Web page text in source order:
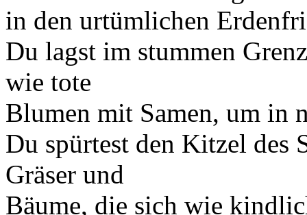
in den urtümlichen
Du lagst im stummen
wie tote
Blumen mit Samen, um in
Du spürtest den Kitzel des
Gräser und
Bäume, die sich wie